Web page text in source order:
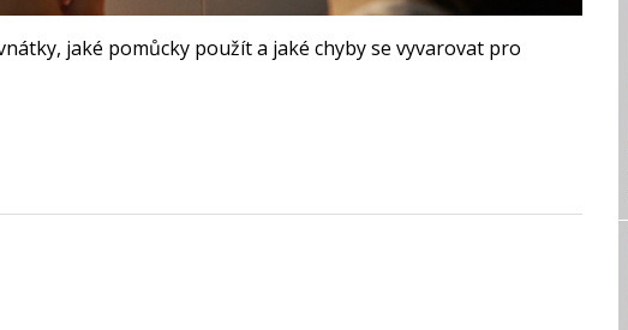
jaké pomůcky použít a jaké chyby se vyvarovat pro